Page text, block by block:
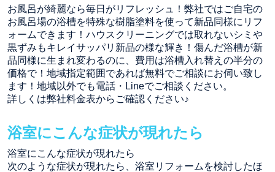
お風呂が綺麗なら毎日がリフレッシュ！弊社ではご自宅の
お風呂場の浴槽を特殊な樹脂塗料を使って新品同様にリフ
ォームできます！ハウスクリーニングでは取れないシミや
黒ずみもキレイサッパリ新品の様な輝き！傷んだ浴槽が新
品同様に生まれ変わるのに、費用は浴槽入れ替えの半分の
価格で！地域指定範囲であれば無料でご相談にお伺い致し
ます！地域以外でも電話・Lineでご相談ください。
詳しくは弊社料金表からご確認ください♪
浴室にこんな症状が現れたら
浴室にこんな症状が現れたら
次のような症状が現れたら、浴室リフォームを検討したほ